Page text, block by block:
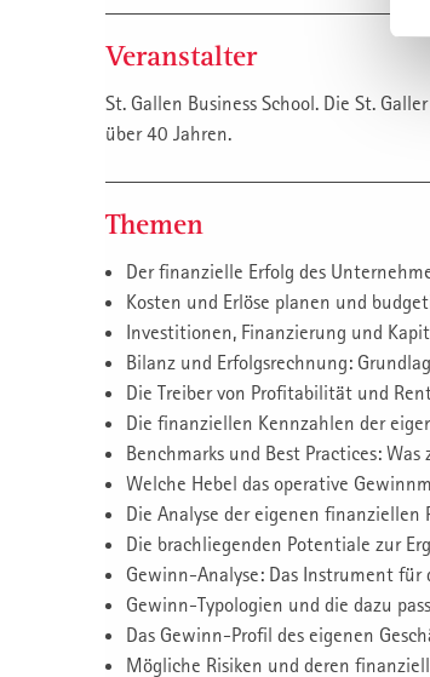
Veranstalter
St. Gallen Business School. Die St.
über 40 Jahren.
Themen
Der finanzielle Erfolg des
Kosten und Erlöse planen und
Investitionen, Finanzierung und
Bilanz und Erfolgsrechnung:
Die Treiber von Profitabilität und
Die finanziellen Kennzahlen der
Benchmarks und Best Practices:
Welche Hebel das operative
Die Analyse der eigenen finanziellen
Die brachliegenden Potentiale zur
Gewinn-Analyse: Das Instrument
Gewinn-Typologien und die dazu
Das Gewinn-Profil des eigenen
Mögliche Risiken und deren